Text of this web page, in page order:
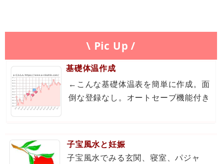
\ Pic Up /
基礎体温作成
←こんな基礎体温表を簡単に作成。面
倒な登録なし。オートセーブ機能付き
子宝風水と妊娠
子宝風水でみる玄関、寝室、パジャ